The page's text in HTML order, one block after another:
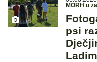
MORH u
psi